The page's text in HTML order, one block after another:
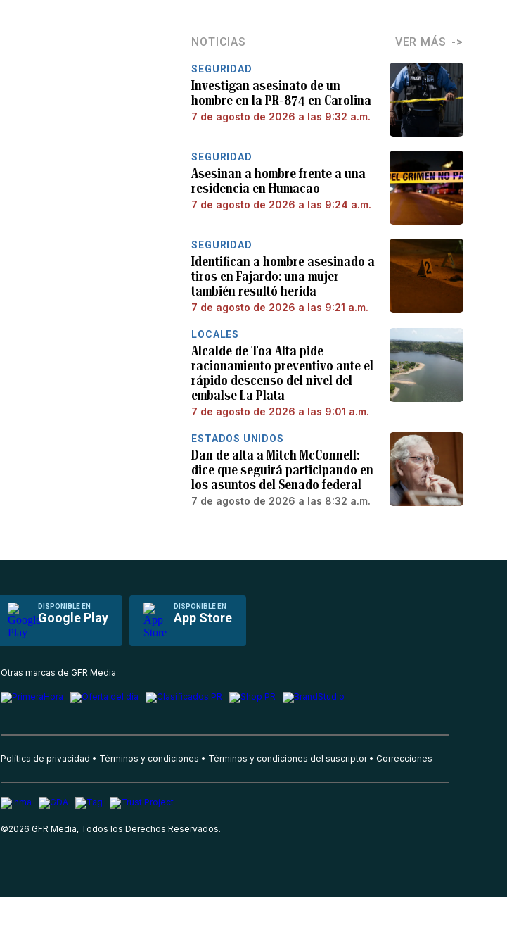
NOTICIAS VER MÁS
SEGURIDAD
Investigan asesinato de un
hombre en la PR-874 en Carolina
7 de agosto de 2026 a las 9:32 a.m.
SEGURIDAD
Asesinan a hombre frente a una
residencia en Humacao
7 de agosto de 2026 a las 9:24 a.m.
SEGURIDAD
Identifican a hombre asesinado a
tiros en Fajardo: una mujer
también resultó herida
7 de agosto de 2026 a las 9:21 a.m.
LOCALES
Alcalde de Toa Alta pide
racionamiento preventivo ante el
rápido descenso del nivel del
embalse La Plata
7 de agosto de 2026 a las 9:01 a.m.
ESTADOS UNIDOS
Dan de alta a Mitch McConnell:
dice que seguirá participando en
los asuntos del Senado federal
7 de agosto de 2026 a las 8:32 a.m.
DISPONIBLE EN
Google Play
DISPONIBLE EN
App Store
Otras marcas de GFR Media
Política de privacidad Términos y condiciones Términos y condiciones del suscriptor Correcciones
©2026 GFR Media, Todos los Derechos Reservados.